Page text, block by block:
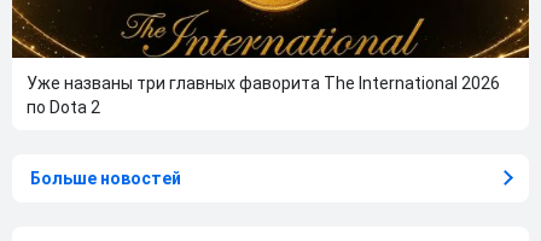
Уже названы три главных фаворита The International 2026
по Dota 2
Больше новостей